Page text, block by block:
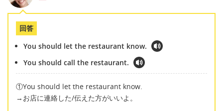
回答
You should let the restaurant know.
You should call the restaurant.
①You should let the restaurant know.
→お店に連絡した/伝えた方がいいよ。